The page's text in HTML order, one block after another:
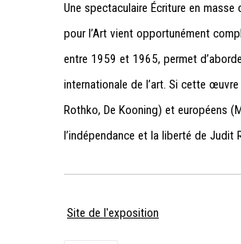
Une spectaculaire Écriture en masse
pour l’Art vient opportunément
entre 1959 et 1965, permet
internationale de l’art. Si cette
Rothko, De Kooning) et européens
l’indépendance et la liberté de Judit
Site de l'exposition